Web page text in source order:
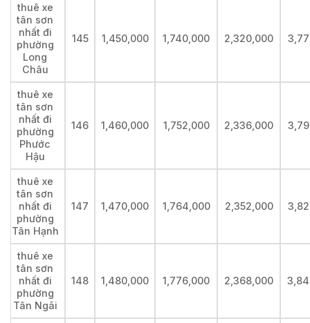
thuê xe
tân sơn
nhất đi
phường
Long
Châu
145 1,450,000 1,740,000 2,320,000
thuê xe
tân sơn
nhất đi
phường
Phước
Hậu
146 1,460,000 1,752,000 2,336,000
thuê xe
tân sơn
nhất đi
phường
Tân Hạnh
147 1,470,000 1,764,000 2,352,000
thuê xe
tân sơn
nhất đi
phường
Tân Ngãi
148 1,480,000 1,776,000 2,368,000